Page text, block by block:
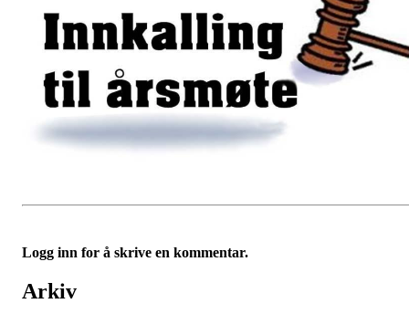
Logg inn for å skrive en kommentar.
Arkiv